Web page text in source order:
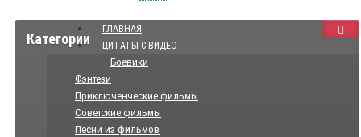
Категории
ГЛАВНАЯ
ЦИТАТЫ С ВИДЕО
Боевики
Фэнтези
Приключенческие фильмы
Советские фильмы
Песни из фильмов